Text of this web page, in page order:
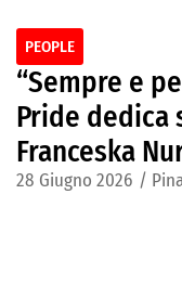
PEOPLE
“Sempre e
Pride dedica
Franceska
28 Giugno 2026 /